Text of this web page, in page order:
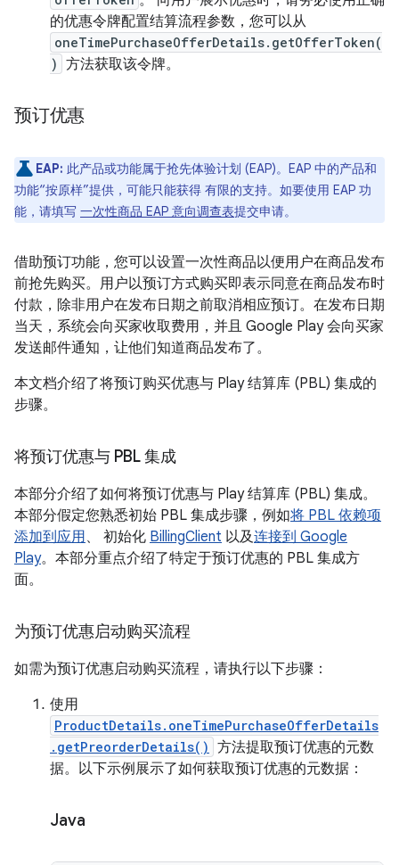
的优惠令牌配置结算流程参数，您可以从
oneTimePurchaseOfferDetails.getOfferToken(
) 方法获取该令牌。
预订优惠
EAP: 此产品或功能属于抢先体验计划 (EAP)。EAP 中的产品和
功能“按原样”提供，可能只能获得 有限的支持。如要使用 EAP 功
能，请填写 一次性商品 EAP 意向调查表提交申请。
借助预订功能，您可以设置一次性商品以便用户在商品发布
前抢先购买。用户以预订方式购买即表示同意在商品发布时
付款，除非用户在发布日期之前取消相应预订。在发布日期
当天，系统会向买家收取费用，并且 Google Play 会向买家
发送邮件通知，让他们知道商品发布了。
本文档介绍了将预订购买优惠与 Play 结算库 (PBL) 集成的
步骤。
将预订优惠与 PBL 集成
本部分介绍了如何将预订优惠与 Play 结算库 (PBL) 集成。
本部分假定您熟悉初始 PBL 集成步骤，例如将 PBL 依赖项
添加到应用、 初始化 BillingClient 以及连接到 Google
Play。本部分重点介绍了特定于预订优惠的 PBL 集成方
面。
为预订优惠启动购买流程
如需为预订优惠启动购买流程，请执行以下步骤：
使用
ProductDetails.oneTimePurchaseOfferDetails
.getPreorderDetails() 方法提取预订优惠的元数
据。以下示例展示了如何获取预订优惠的元数据：
Java